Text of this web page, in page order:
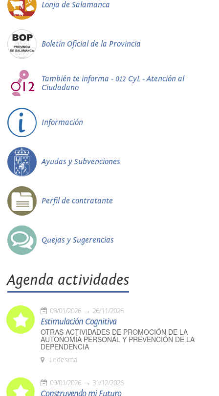
Lonja de Salamanca
Boletín Oficial de la Provincia
También te informa - 012 CyL - Atención al
Ciudadano
Información
Ayudas y Subvenciones
Perfil de contratante
Quejas y Sugerencias
Agenda actividades
08/01/2026 26/11/2026
Estimulación Cognitiva
OTRAS ACTIVIDADES DE PROMOCIÓN DE LA
AUTONOMÍA PERSONAL Y PREVENCIÓN DE LA
DEPENDENCIA
Ledesma
09/01/2026 31/12/2026
Construyendo mi Futuro